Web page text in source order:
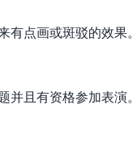
有点画或斑驳的效果
并且有资格参加表演